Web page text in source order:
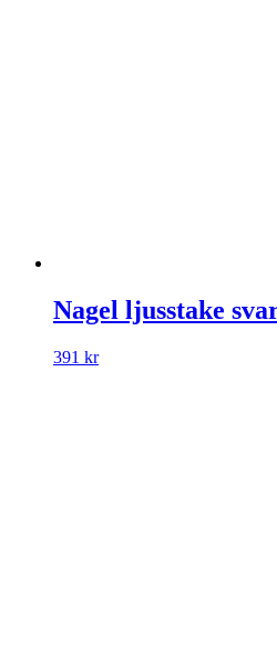
Nagel ljusstake
391 kr